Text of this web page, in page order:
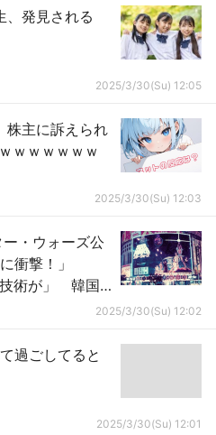
、発見される
2025/3/30(Su) 12:05
株主に訴えられ
ｗｗｗｗｗｗ
2025/3/30(Su) 12:03
・ウォーズ公
衝撃！」
術が」 韓国
2025/3/30(Su) 12:02
過ごしてると
2025/3/30(Su) 12:01